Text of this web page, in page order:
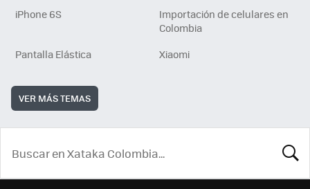
iPhone 6S
Importación de celulares en
Colombia
Pantalla Elástica
Xiaomi
VER MÁS TEMAS